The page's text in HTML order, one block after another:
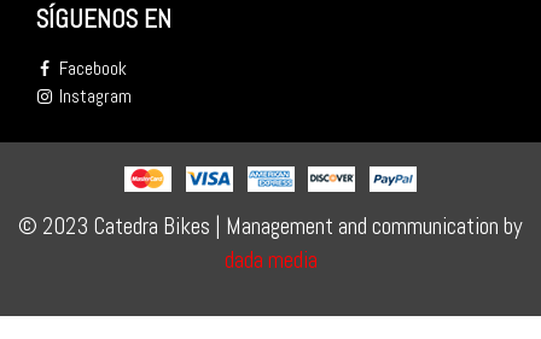
SÍGUENOS EN
Facebook
Instagram
© 2023 Catedra Bikes | Management and communication by
dada media